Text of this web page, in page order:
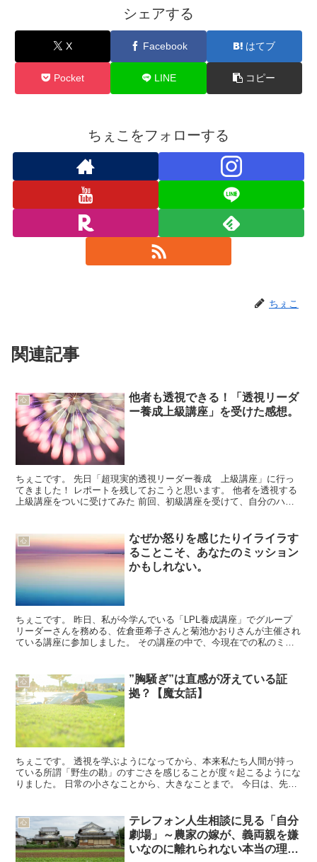
シェアする
X Facebook はてブ
Pocket LINE コピー
ちぇこをフォローする
ちぇこ
関連記事
心
他者も透視できる！「透視リーダ
ー養成上級講座」を受けた感想。
ちぇこです。 先日「超現実的透視リーダー養成 上級講座」に行っ
てきました！ レポートを残しておこうと思います。 他者を透視する
上級講座をついに受けてみた 前回、初級講座を受けて、自分のハイ
心
なぜか怒りを感じたりイライラす
ることこそ、あなたのミッション
かもしれない。
ちぇこです。 昨日、私が今学んでいる「LPL養成講座」でグループ
リーダーさんを務める、佐倉亜希子さんと菊池かおりさんが主催され
ている講座に参加しました。 その講座の中で、今現在での私のミッ
心
”胸騒ぎ”は直感が冴えている証
拠？【魔女話】
ちぇこです。 透視を学ぶようになってから、本来私たち人間が持っ
ている所謂「野生の勘」のすごさを感じることが度々起こるようにな
りました。 日常の小さなことから、大きなことまで。 今日は、先日
心
テレフォン人生相談に見る「自分
劇場」～農家の嫁が、義両親を嫌
いなのに離れられない本当の理由